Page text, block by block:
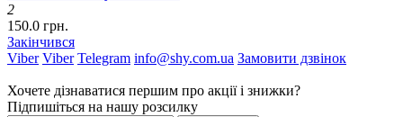
2
150.0 грн.
Закінчився
Viber Viber Telegram info@shy.com.ua Замовити дзвінок
Хочете дізнаватися першим про акції і знижки?
Підпишіться на нашу розсилку